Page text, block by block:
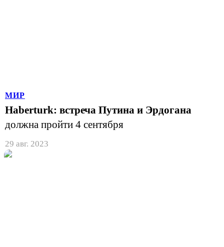
МИР
Haberturk: встреча Путина и Эрдогана
должна пройти 4 сентября
29 авг. 2023